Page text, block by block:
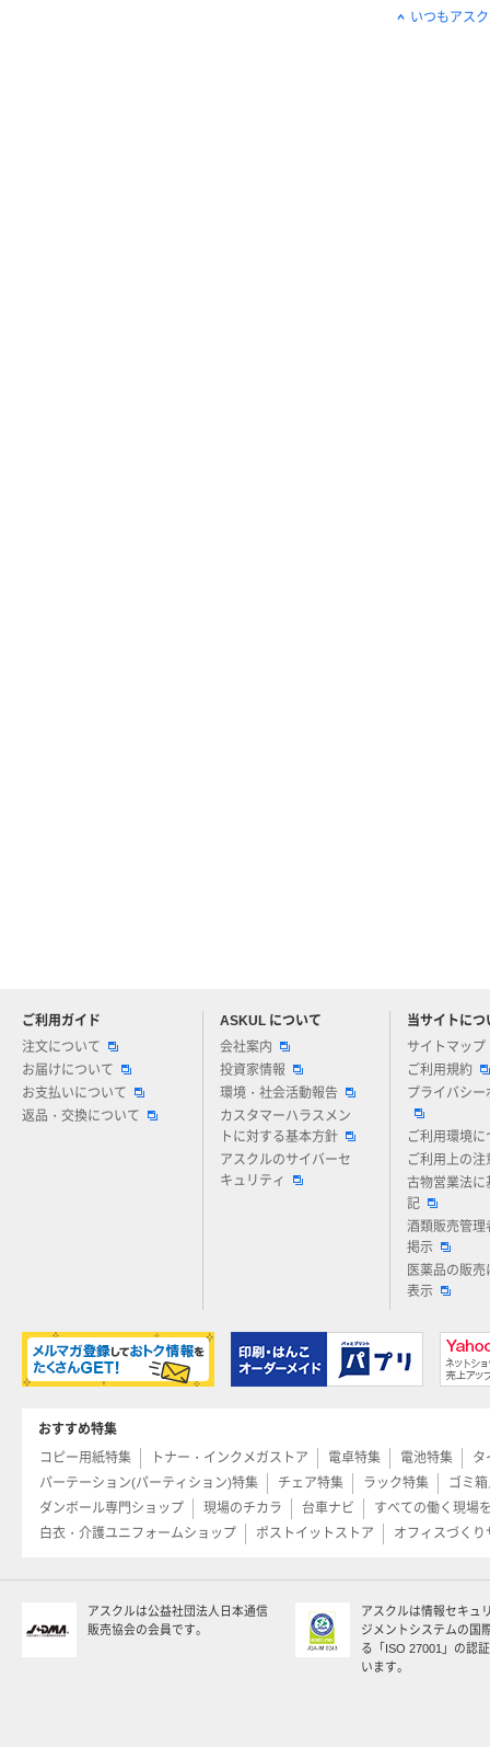
いつもアス
ご利用ガイド
注文について
お届けについて
お支払いについて
返品・交換について
ASKUL について
会社案内
投資家情報
環境・社会活動報告
カスタマーハラスメン
トに対する基本方針
アスクルのサイバーセ
キュリティ
当サイトにつ
サイトマップ
ご利用規約
プライバシー
ご利用環境に
ご利用上の注
古物営業法に
記
酒類販売管理
掲示
医薬品の販売
表示
アスクルについてお気軽にご質問ください
おすすめ特集
コピー用紙特集
トナー・インクメガストア 電卓特集 電池特集
タ
パーテーション(パーティション)特集
チェア特集 ラック特集
ゴミ
ダンボール専門ショップ
現場のチカラ 台車ナビ
すべての働く現場
白衣・介護ユニフォームショップ
ポストイットストア オフィスづくり
アスクルは公益社団法人日本通信
販売協会の会員です。
アスクルは情報セキュ
ジメントシステムの国
る「ISO 27001」の認
います。